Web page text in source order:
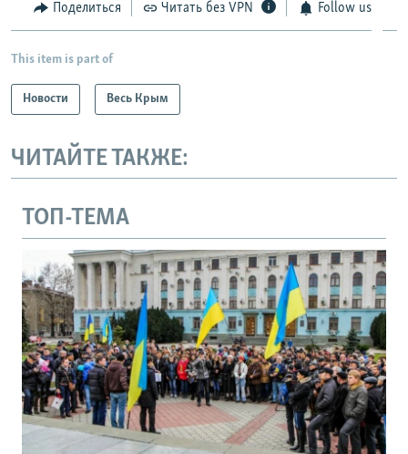
Поделиться Читать без VPN Follow us
This item is part of
Новости Весь Крым
ЧИТАЙТЕ ТАКЖЕ:
ТОП-ТЕМА